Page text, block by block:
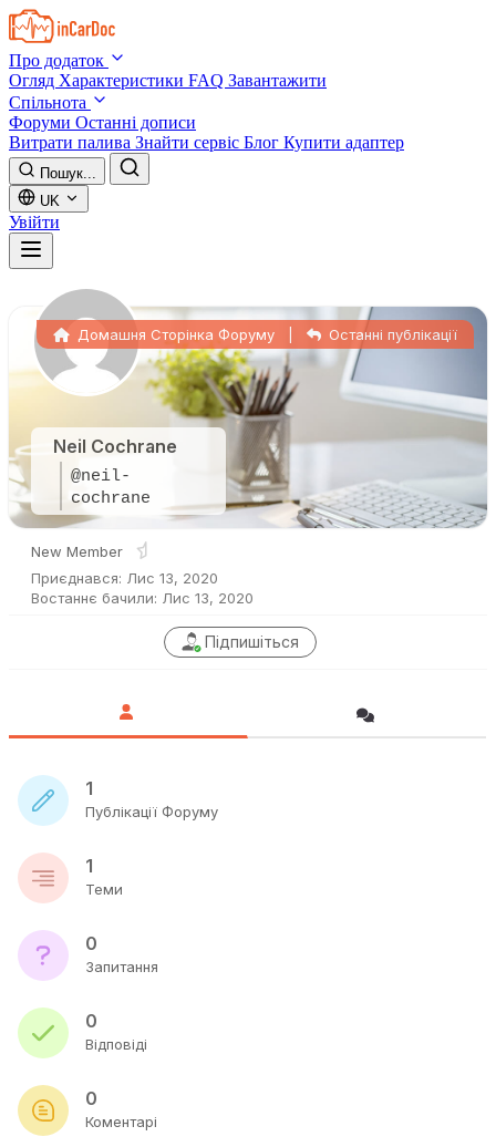
Skip to main content
Про додаток
Огляд Характеристики FAQ Завантажити
Спільнота
Форуми Останні дописи
Витрати палива Знайти сервіс Блог Купити адаптер
Пошук...
UK
Увійти
Neil Cochrane
@neil-
cochrane
Домашня Сторінка Форуму Останні публікації
New Member
Приєднався: Лис 13, 2020
Востаннє бачили: Лис 13, 2020
Підпишіться
1
Публікації Форуму
1
Теми
0
Запитання
0
Відповіді
0
Коментарі